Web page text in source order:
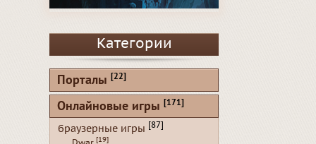
Категории
Порталы [22]
Онлайновые игры [171]
браузерные игры [87]
[19]